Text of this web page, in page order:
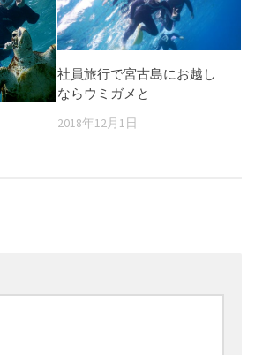
社員旅行で宮古島にお越し
ならウミガメと
2018年12月1日